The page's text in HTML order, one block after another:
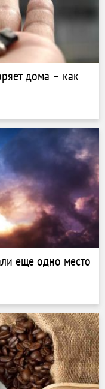
дома – как
еще одно место